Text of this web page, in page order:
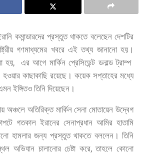
কমান্ডারদের প্রস্তুত থাকতে বলেছেন দেশটির
গণমাধ্যমের খবরে এই তথ্য জানানো হয়।
হয়,এর আগে মার্কিন প্রেসিডেন্ট ডনাল্ড ট্রাম্প
হওয়ার কাছাকাছি রয়েছে। কয়েক সপ্তাহের মধ্যে
ইঙ্গিতও তিনি দিয়েছেন।
অঞ্চলে অতিরিক্ত মার্কিন সেনা মোতায়েন উদ্বেগ
গতকাল ইরানের সেনাপ্রধান আমির হাতামি
হামলার জন্য প্রস্তুত থাকতে বললেন। তিনি
অভিযান চালানোর চেষ্টা করে,তাহলে কোনো